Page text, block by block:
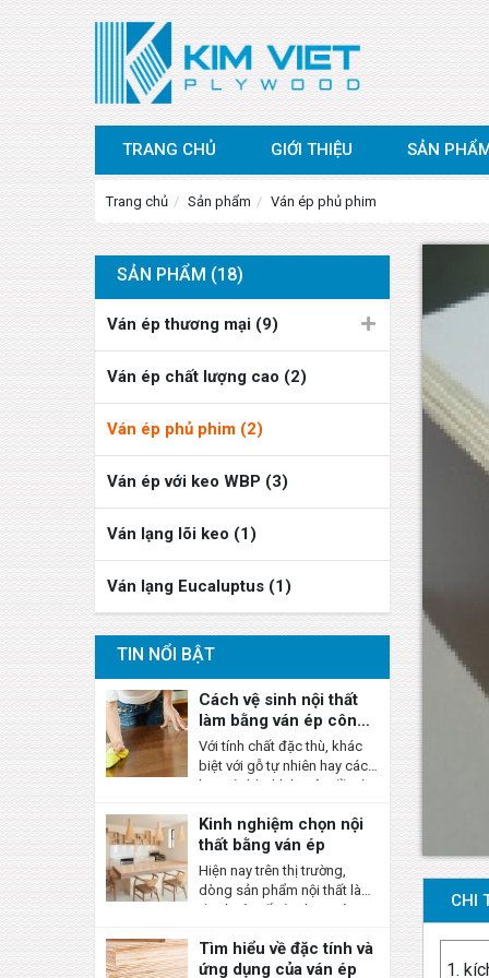
TRANG CHỦ GIỚI THIỆU SẢN
Trang chủ Sản phẩm Ván ép phủ phim
CHI
1.
SẢN PHẨM (18)
Ván ép thương mại (9)
Ván ép chất lượng cao (2)
Ván ép phủ phim (2)
Ván ép với keo WBP (3)
Ván lạng lõi keo (1)
Ván lạng Eucaluptus (1)
TIN NỔI BẬT
Cách vệ sinh nội thất
làm bằng ván ép công
nghiệp
Với tính chất đặc thù, khác
biệt với gỗ tự nhiên hay các
loại vật liệu khác nên đồ nội
nghiệp cần có cách vệ sinh
riêng, nhằm đảm bảo phù
hợp và mang lại hiệu quả
cao nhất mà vẫn an toàn cho
tuổi thọ sử dụng.
Kinh nghiệm chọn nội
thất bằng ván ép
Hiện nay trên thị trường,
dòng sản phẩm nội thất làm
từ ván ép rất đa dạng và
trọng không kém gì so với
gỗ tự nhiên, lại có giá thành
Tìm hiểu về đặc tính và
ứng dụng của ván ép